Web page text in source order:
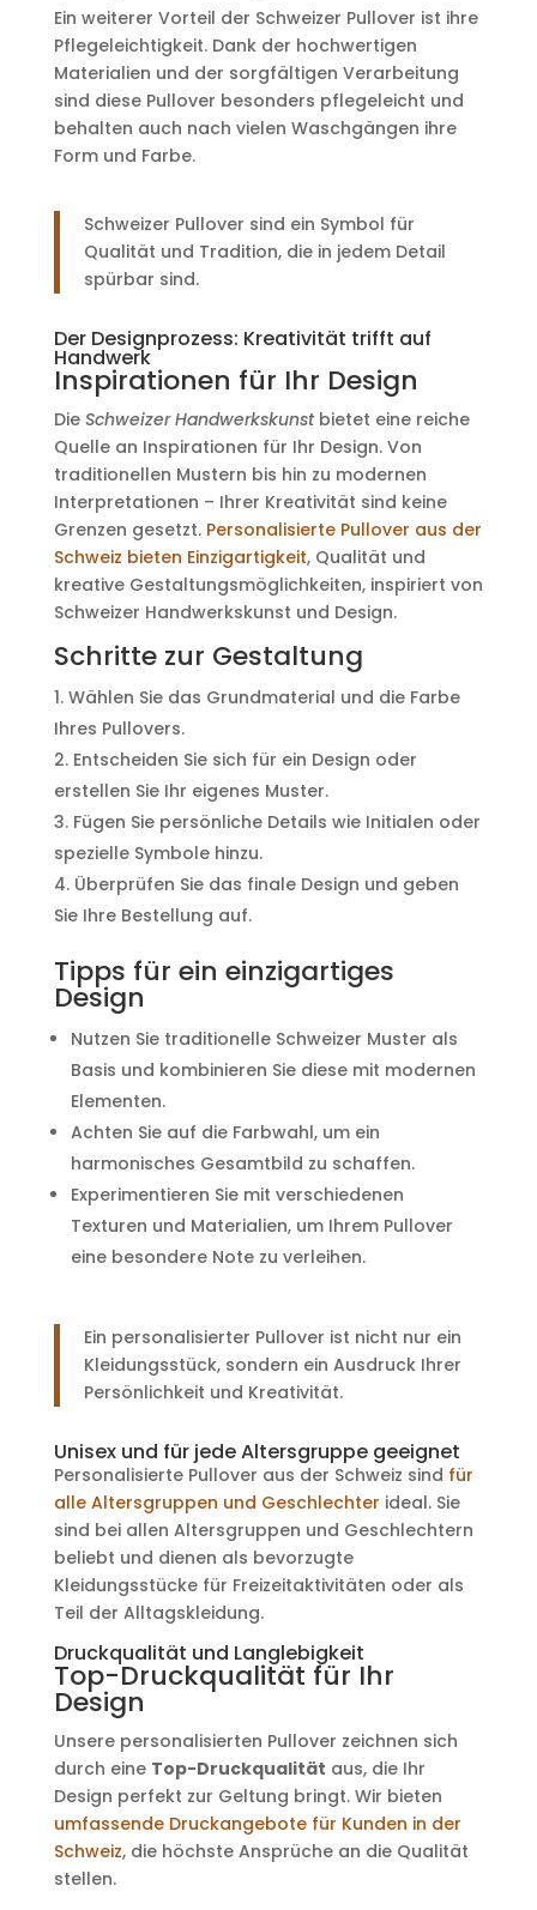
Ein weiterer Vorteil der Schweizer Pullover ist ihre
Pflegeleichtigkeit. Dank der hochwertigen
Materialien und der sorgfältigen Verarbeitung
sind diese Pullover besonders pflegeleicht und
behalten auch nach vielen Waschgängen ihre
Form und Farbe.
Schweizer Pullover sind ein Symbol für
Qualität und Tradition, die in jedem Detail
spürbar sind.
Der Designprozess: Kreativität trifft auf
Handwerk
Inspirationen für Ihr Design
Die Schweizer Handwerkskunstbietet eine reiche
Quelle an Inspirationen für Ihr Design. Von
traditionellen Mustern bis hin zu modernen
Interpretationen – Ihrer Kreativität sind keine
Grenzen gesetzt. Personalisierte Pullover aus der
Schweiz bieten Einzigartigkeit, Qualität und
kreative Gestaltungsmöglichkeiten, inspiriert von
Schweizer Handwerkskunst und Design.
Schritte zur Gestaltung
Wählen Sie das Grundmaterial und die Farbe
Ihres Pullovers.
Entscheiden Sie sich für ein Design oder
erstellen Sie Ihr eigenes Muster.
Fügen Sie persönliche Details wie Initialen oder
spezielle Symbole hinzu.
Überprüfen Sie das finale Design und geben
Sie Ihre Bestellung auf.
Tipps für ein einzigartiges
Design
Nutzen Sie traditionelle Schweizer Muster als
Basis und kombinieren Sie diese mit modernen
Elementen.
Achten Sie auf die Farbwahl, um ein
harmonisches Gesamtbild zu schaffen.
Experimentieren Sie mit verschiedenen
Texturen und Materialien, um Ihrem Pullover
eine besondere Note zu verleihen.
Ein personalisierter Pullover ist nicht nur ein
Kleidungsstück, sondern ein Ausdruck Ihrer
Persönlichkeit und Kreativität.
Unisex und für jede Altersgruppe geeignet
Personalisierte Pullover aus der Schweiz sind für
alle Altersgruppen und Geschlechter ideal. Sie
sind bei allen Altersgruppen und Geschlechtern
beliebt und dienen als bevorzugte
Kleidungsstücke für Freizeitaktivitäten oder als
Teil der Alltagskleidung.
Druckqualität und Langlebigkeit
Top-Druckqualität für Ihr
Design
Unsere personalisierten Pullover zeichnen sich
durch eine Top-Druckqualität aus, die Ihr
Design perfekt zur Geltung bringt. Wir bieten
umfassende Druckangebote für Kunden in der
Schweiz, die höchste Ansprüche an die Qualität
stellen.